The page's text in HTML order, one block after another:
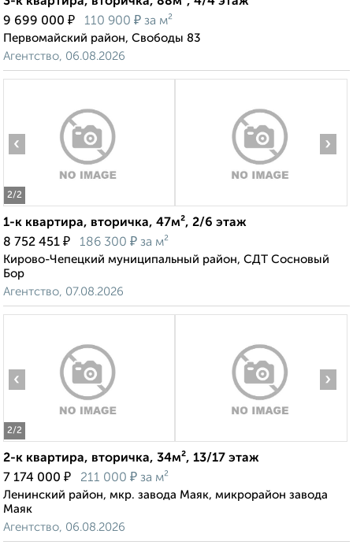
9 699 000 ₽ 110 900 ₽ за м²
Первомайский район, Свободы 83
Агентство, 06.08.2026
2/2
‹ ›
1-к квартира, вторичка, 47м², 2/6 этаж
8 752 451 ₽ 186 300 ₽ за м²
Кирово-Чепецкий муниципальный район, СДТ Сосновый
Бор
Агентство, 07.08.2026
2/2
‹ ›
2-к квартира, вторичка, 34м², 13/17 этаж
7 174 000 ₽ 211 000 ₽ за м²
Ленинский район, мкр. завода Маяк, микрорайон завода
Маяк
Агентство, 06.08.2026